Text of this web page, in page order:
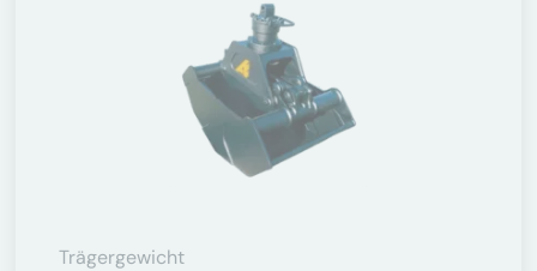
Trägergewicht